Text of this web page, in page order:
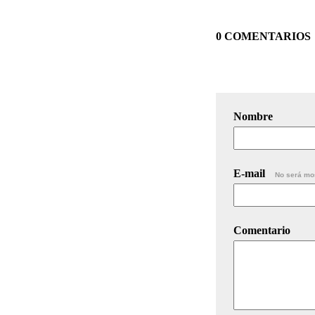
0 COMENTARIOS
Nombre
E-mail No será
Comentario